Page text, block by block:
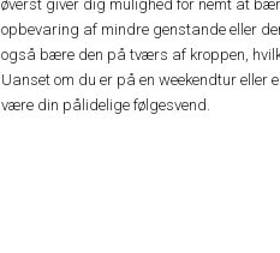
øverst giver dig mulighed for nemt at
opbevaring af mindre genstande eller
også bære den på tværs af kroppen,
Uanset om du er på en weekendtur eller
være din pålidelige følgesvend.